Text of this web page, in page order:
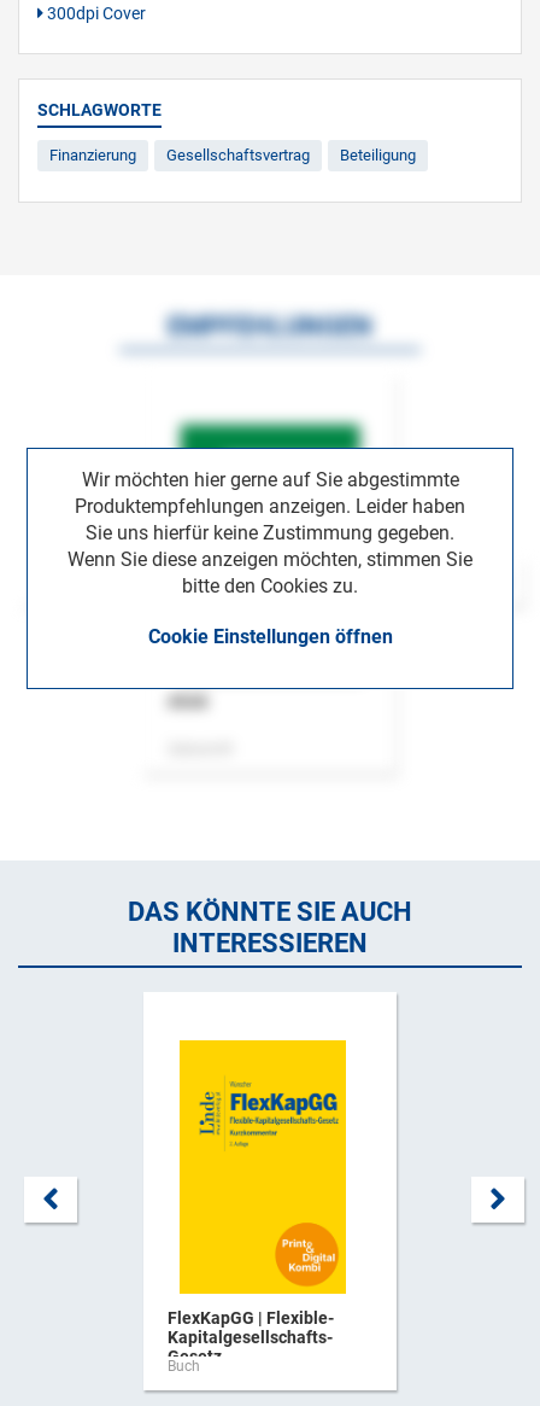
300dpi Cover
SCHLAGWORTE
Finanzierung Gesellschaftsvertrag Beteiligung
Wir möchten hier gerne auf Sie abgestimmte
Produktempfehlungen anzeigen. Leider haben
Sie uns hierfür keine Zustimmung gegeben.
Wenn Sie diese anzeigen möchten, stimmen Sie
bitte den Cookies zu.
Cookie Einstellungen öffnen
EMPFEHLUNGEN
DAS KÖNNTE SIE AUCH
INTERESSIEREN
FlexKapGG | Flexible-
Kapitalgesellschafts-
Gesetz ...
Buch